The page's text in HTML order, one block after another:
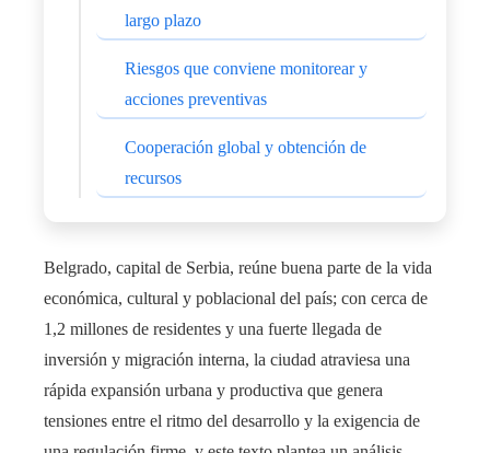
largo plazo
Riesgos que conviene monitorear y
acciones preventivas
Cooperación global y obtención de
recursos
Belgrado, capital de Serbia, reúne buena parte de la vida
económica, cultural y poblacional del país; con cerca de
1,2 millones de residentes y una fuerte llegada de
inversión y migración interna, la ciudad atraviesa una
rápida expansión urbana y productiva que genera
tensiones entre el ritmo del desarrollo y la exigencia de